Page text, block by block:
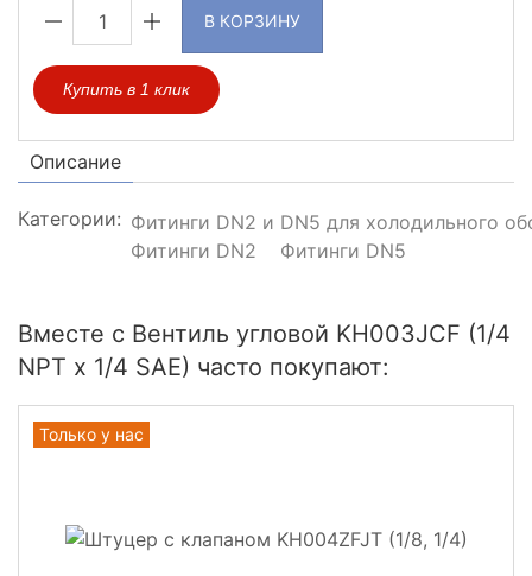
В КОРЗИНУ
Купить в 1 клик
Описание
Категории: Фитинги DN2 и DN5 для холодильного
Фитинги DN2
Фитинги DN5
Вместе с Вентиль угловой KH003JCF (1/4
NPT х 1/4 SAE) часто покупают:
Только у нас